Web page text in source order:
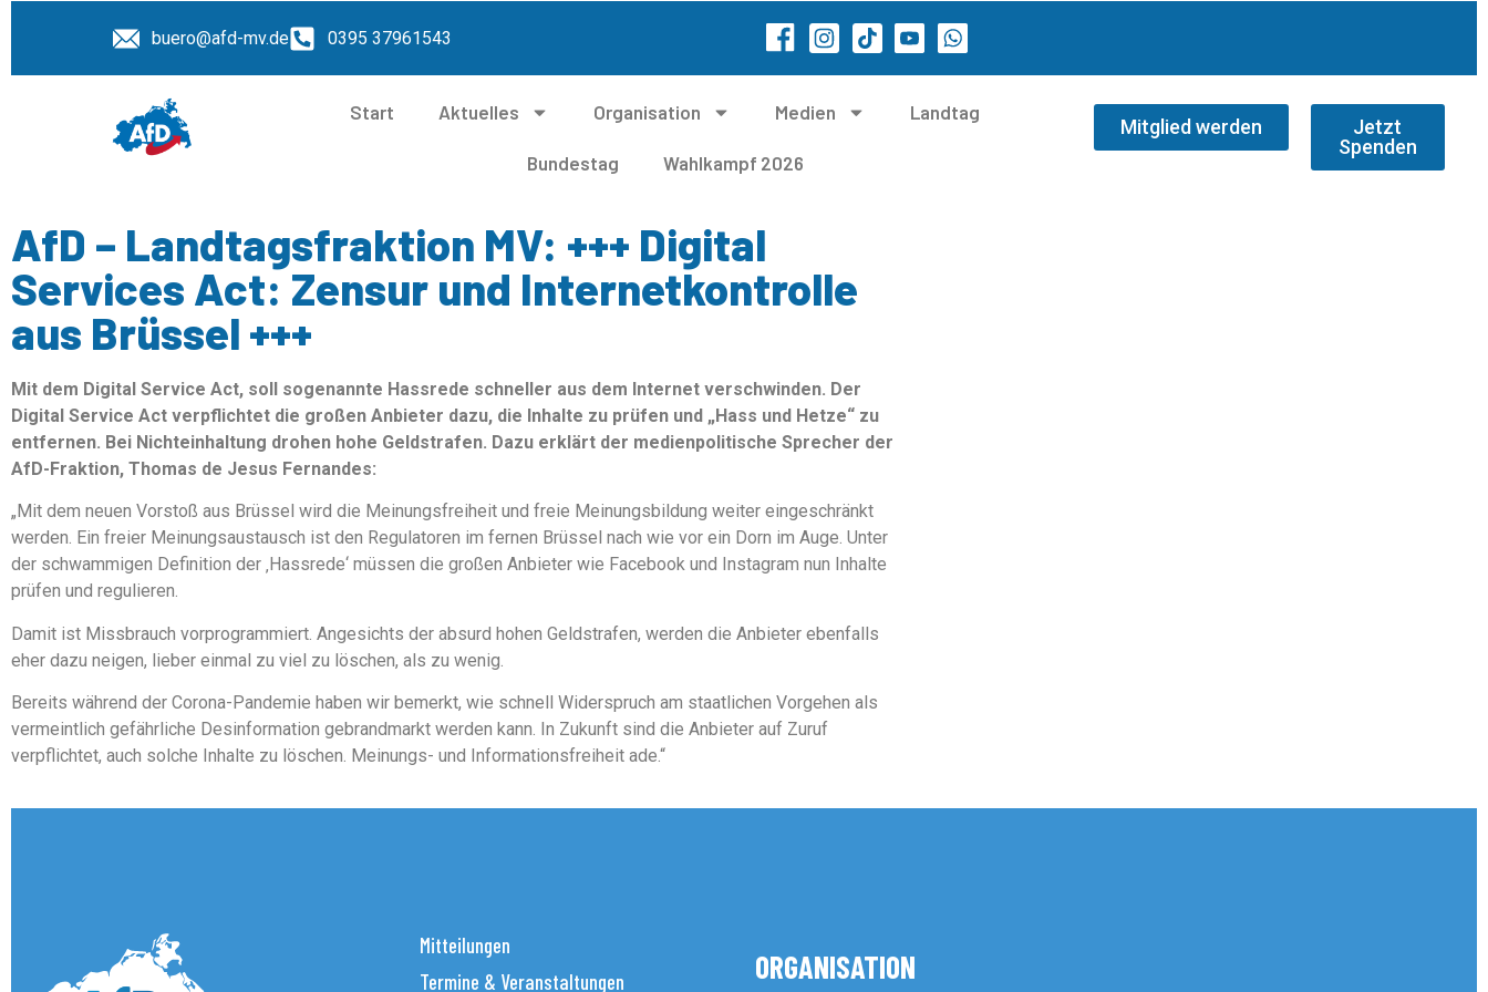
buero@afd-mv.de 0395 37961543
Start Aktuelles Organisation Medien Landtag
Bundestag Wahlkampf 2026
Mitglied werden
Jetzt
Spenden
AfD – Landtagsfraktion MV: +++ Digital
Services Act: Zensur und Internetkontrolle
aus Brüssel +++
Mit dem Digital Service Act, soll sogenannte Hassrede schneller aus dem Internet verschwinden. Der
Digital Service Act verpflichtet die großen Anbieter dazu, die Inhalte zu prüfen und „Hass und Hetze“ zu
entfernen. Bei Nichteinhaltung drohen hohe Geldstrafen. Dazu erklärt der medienpolitische Sprecher der
AfD-Fraktion, Thomas de Jesus Fernandes:
„Mit dem neuen Vorstoß aus Brüssel wird die Meinungsfreiheit und freie Meinungsbildung weiter eingeschränkt
werden. Ein freier Meinungsaustausch ist den Regulatoren im fernen Brüssel nach wie vor ein Dorn im Auge. Unter
der schwammigen Definition der ‚Hassrede‘ müssen die großen Anbieter wie Facebook und Instagram nun Inhalte
prüfen und regulieren.
Damit ist Missbrauch vorprogrammiert. Angesichts der absurd hohen Geldstrafen, werden die Anbieter ebenfalls
eher dazu neigen, lieber einmal zu viel zu löschen, als zu wenig.
Bereits während der Corona-Pandemie haben wir bemerkt, wie schnell Widerspruch am staatlichen Vorgehen als
vermeintlich gefährliche Desinformation gebrandmarkt werden kann. In Zukunft sind die Anbieter auf Zuruf
verpflichtet, auch solche Inhalte zu löschen. Meinungs- und Informationsfreiheit ade.“
Mitteilungen
Termine & Veranstaltungen
ORGANISATION